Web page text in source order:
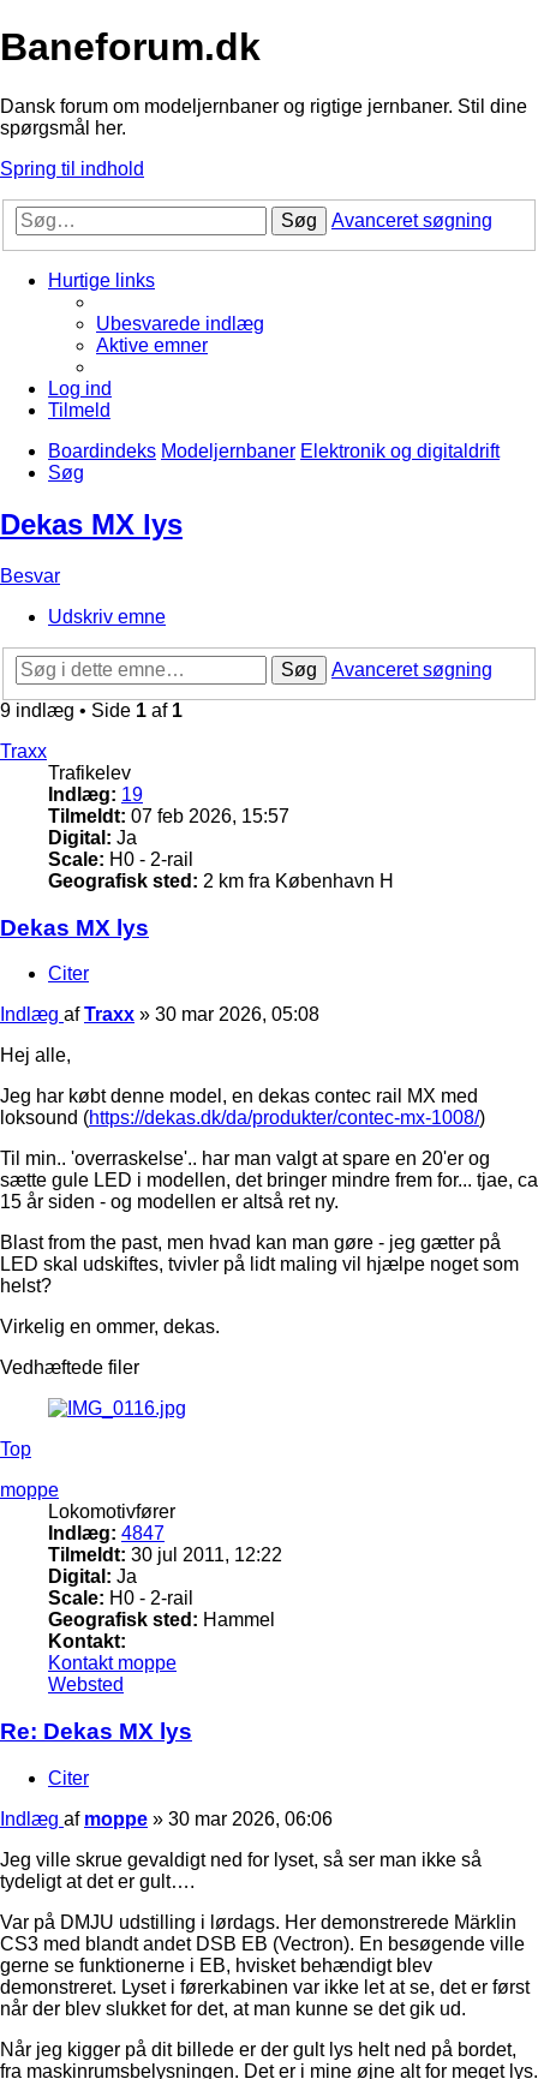
Baneforum.dk
Dansk forum om modeljernbaner og rigtige jernbaner. Stil dine
spørgsmål her.
Spring til indhold
Søg Avanceret søgning
Hurtige links
Ubesvarede indlæg
Aktive emner
Log ind
Tilmeld
Boardindeks Modeljernbaner Elektronik og digitaldrift
Søg
Dekas MX lys
Besvar
Udskriv emne
Søg
Avanceret søgning
9 indlæg • Side 1 af 1
Traxx
Trafikelev
Indlæg: 19
Tilmeldt: 07 feb 2026, 15:57
Digital: Ja
Scale: H0 - 2-rail
Geografisk sted: 2 km fra København H
Dekas MX lys
Citer
Indlæg afTraxx » 30 mar 2026, 05:08
Hej alle,
Jeg har købt denne model, en dekas contec rail MX med
loksound (https://dekas.dk/da/produkter/contec-mx-1008/)
Til min.. 'overraskelse'.. har man valgt at spare en 20'er og
sætte gule LED i modellen, det bringer mindre frem for... tjae, ca
15 år siden - og modellen er altså ret ny.
Blast from the past, men hvad kan man gøre - jeg gætter på
LED skal udskiftes, tvivler på lidt maling vil hjælpe noget som
helst?
Virkelig en ommer, dekas.
Vedhæftede filer
Top
moppe
Lokomotivfører
Indlæg: 4847
Tilmeldt: 30 jul 2011, 12:22
Digital: Ja
Scale: H0 - 2-rail
Geografisk sted: Hammel
Kontakt:
Kontakt moppe
Websted
Re: Dekas MX lys
Citer
Indlæg af moppe » 30 mar 2026, 06:06
Jeg ville skrue gevaldigt ned for lyset, så ser man ikke så
tydeligt at det er gult….
Var på DMJU udstilling i lørdags. Her demonstrerede Märklin
CS3 med blandt andet DSB EB (Vectron). En besøgende ville
gerne se funktionerne i EB, hvisket behændigt blev
demonstreret. Lyset i førerkabinen var ikke let at se, det er først
når der blev slukket for det, at man kunne se det gik ud.
Når jeg kigger på dit billede er der gult lys helt ned på bordet,
fra maskinrumsbelysningen. Det er i mine øjne alt for meget lys.